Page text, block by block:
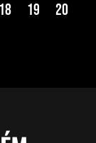
18 19
20